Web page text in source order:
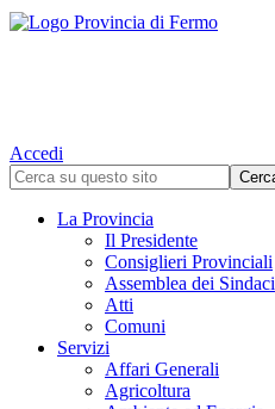
Accedi
La Provincia
Il Presidente
Consiglieri Provinciali
Assemblea dei Sindaci
Atti
Comuni
Servizi
Affari Generali
Agricoltura